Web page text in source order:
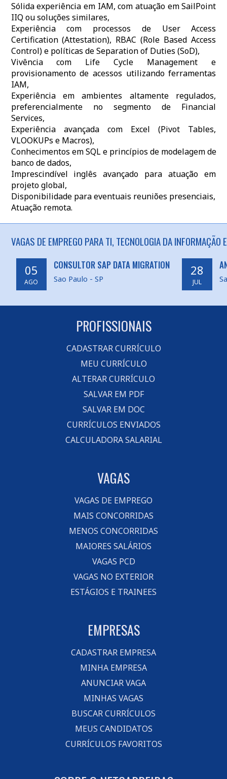
Sólida experiência em IAM, com atuação em SailPoint
IIQ ou soluções similares,
Experiência com processos de User Access
Certification (Attestation), RBAC (Role Based Access
Control) e políticas de Separation of Duties (SoD),
Vivência com Life Cycle Management e
provisionamento de acessos utilizando ferramentas
IAM,
Experiência em ambientes altamente regulados,
preferencialmente no segmento de Financial
Services,
Experiência avançada com Excel (Pivot Tables,
VLOOKUPs e Macros),
Conhecimentos em SQL e princípios de modelagem de
banco de dados,
Imprescindível inglês avançado para atuação em
projeto global,
Disponibilidade para eventuais reuniões presenciais,
Atuação remota.
VAGAS DE EMPREGO PARA TI, TECNOLOGIA DA INFORMAÇÃO
05
AGO
CONSULTOR SAP DATA MIGRATION
Sao Paulo - SP
28
JUL
PROFISSIONAIS
CADASTRAR CURRÍCULO
MEU CURRÍCULO
ALTERAR CURRÍCULO
SALVAR EM PDF
SALVAR EM DOC
CURRÍCULOS ENVIADOS
CALCULADORA SALARIAL
VAGAS
VAGAS DE EMPREGO
MAIS CONCORRIDAS
MENOS CONCORRIDAS
MAIORES SALÁRIOS
VAGAS PCD
VAGAS NO EXTERIOR
ESTÁGIOS E TRAINEES
EMPRESAS
CADASTRAR EMPRESA
MINHA EMPRESA
ANUNCIAR VAGA
MINHAS VAGAS
BUSCAR CURRÍCULOS
MEUS CANDIDATOS
CURRÍCULOS FAVORITOS